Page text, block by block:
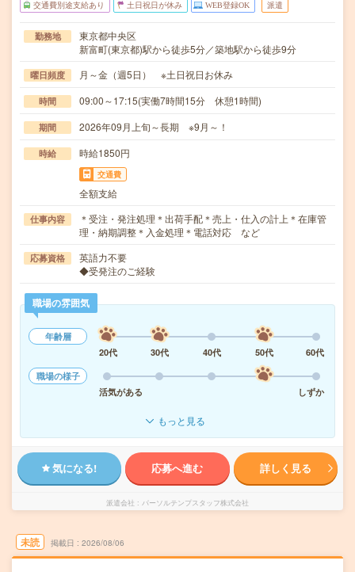
交通費別途支給あり 土日祝日が休み WEB登録OK 派遣
勤務地
東京都中央区
新富町(東京都)駅から徒歩5分／築地駅から徒歩9分
曜日頻度 月～金（週5日） ※土日祝日お休み
時間 09:00～17:15(実働7時間15分 休憩1時間)
期間 2026年09月上旬～長期 ※9月～！
時給 時給1850円
交通費
全額支給
仕事内容
＊受注・発注処理＊出荷手配＊売上・仕入の計上＊在庫管
理・納期調整＊入金処理＊電話対応 など
応募資格
英語力不要
◆受発注のご経験
職場の雰囲気
年齢層
20代
30代 40代 50代
60代
職場の様子
活気がある
しずか
もっと見る
気になる! 応募へ進む 詳しく見る
派遣会社 パーソルテンプスタッフ株式会社
未読 掲載日 2026/08/06